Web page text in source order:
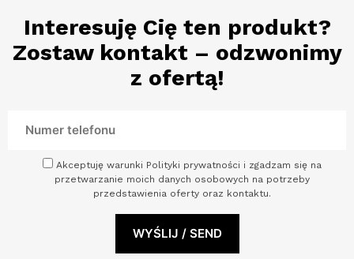
Interesuję Cię ten produkt?
Zostaw kontakt – odzwonimy
z ofertą!
Akceptuję warunki Polityki prywatności i zgadzam się na
przetwarzanie moich danych osobowych na potrzeby
przedstawienia oferty oraz kontaktu.